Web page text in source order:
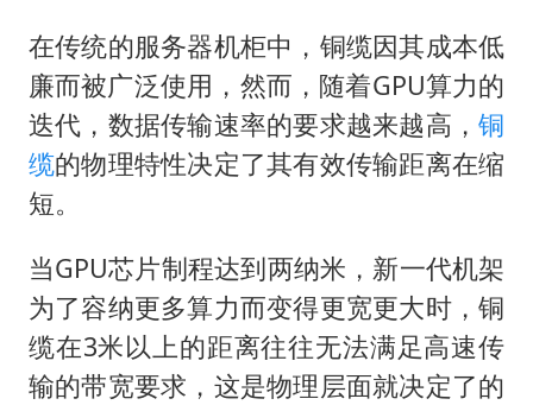
在传统的服务器机柜中，铜缆因其成本低
廉而被广泛使用，然而，随着GPU算力的
迭代，数据传输速率的要求越来越高，铜
缆的物理特性决定了其有效传输距离在缩
短。
当GPU芯片制程达到两纳米，新一代机架
为了容纳更多算力而变得更宽更大时，铜
缆在3米以上的距离往往无法满足高速传
输的带宽要求，这是物理层面就决定了的